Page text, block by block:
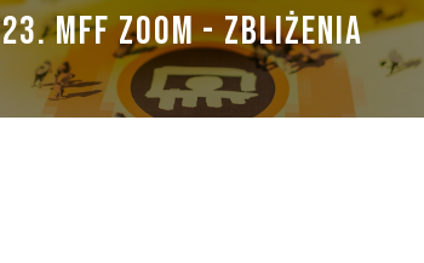
23. MFF ZOOM - ZBLIŻENIA